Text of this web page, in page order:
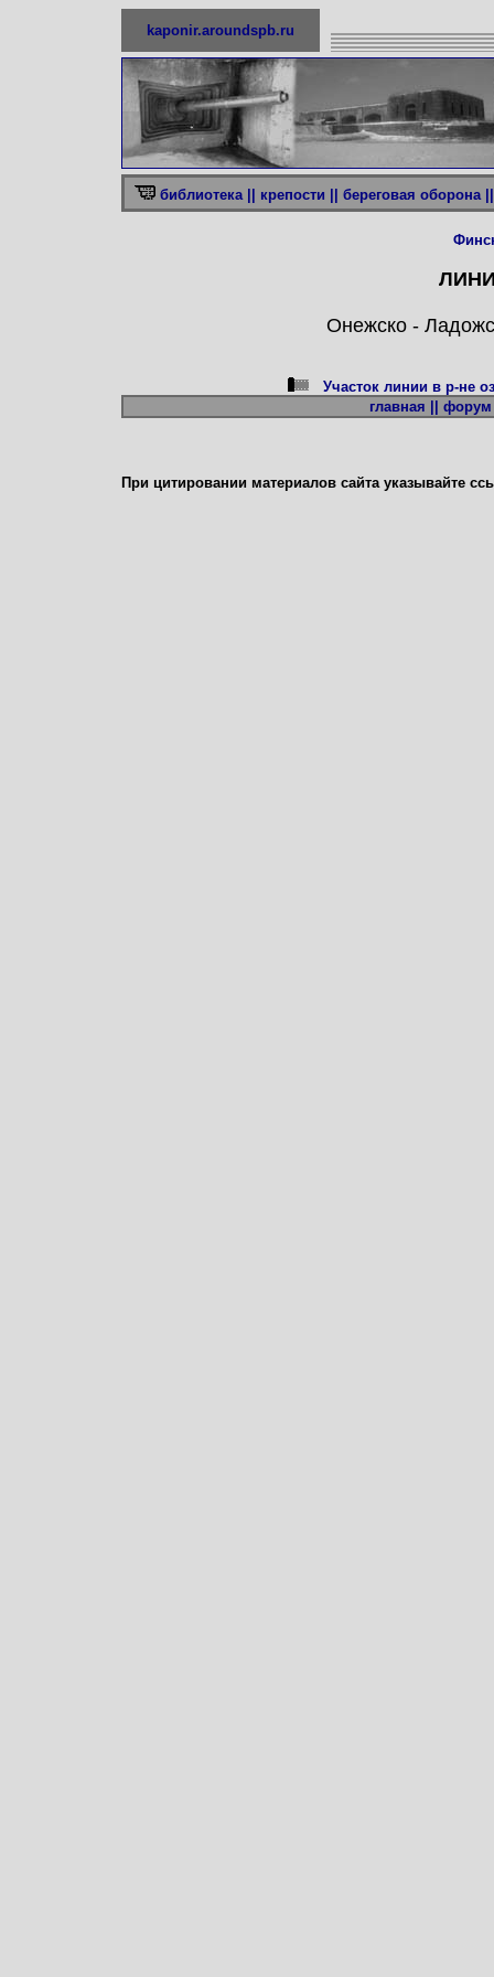
kaponir.aroundspb.ru
библиотека || крепости || береговая оборона ||
Онежско -
Участок линии в р-не
главная ||
форум
При цитировании материалов сайта указывайте